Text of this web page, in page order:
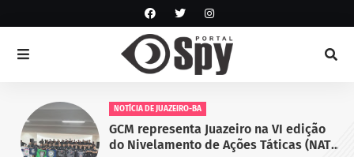
NOTÍCIA DE JUAZEIRO-BA
GCM representa Juazeiro na VI edição
do Nivelamento de Ações Táticas (NAT-